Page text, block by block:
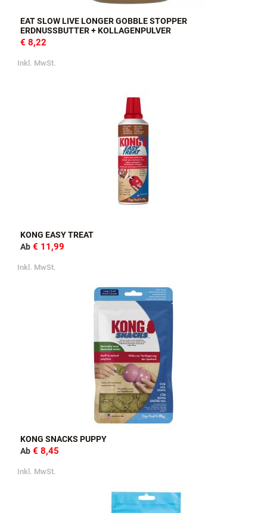
EAT SLOW LIVE LONGER GOBBLE STOPPER
ERDNUSSBUTTER + KOLLAGENPULVER
€ 8,22
Inkl. MwSt.
KONG EASY TREAT
Ab € 11,99
Inkl. MwSt.
KONG SNACKS PUPPY
Ab € 8,45
Inkl. MwSt.